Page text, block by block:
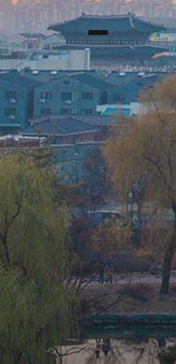
전체메뉴